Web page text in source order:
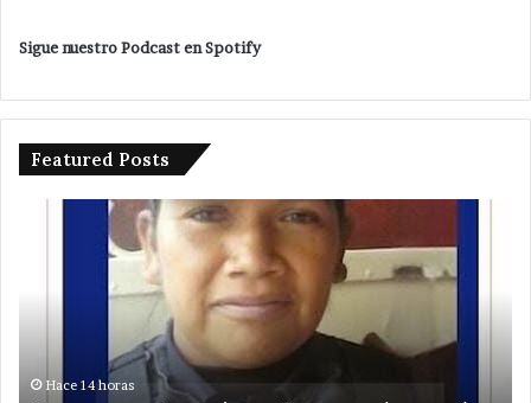
Sigue nuestro Podcast en Spotify
Featured Posts
en
Hace 14 horas